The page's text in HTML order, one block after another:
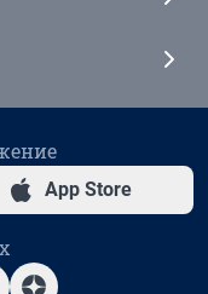
App Store